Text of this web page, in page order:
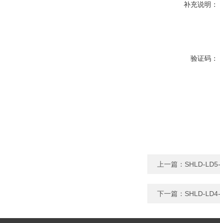
补充说明：
验证码：
上一篇： SHLD-
下一篇： SHLD-